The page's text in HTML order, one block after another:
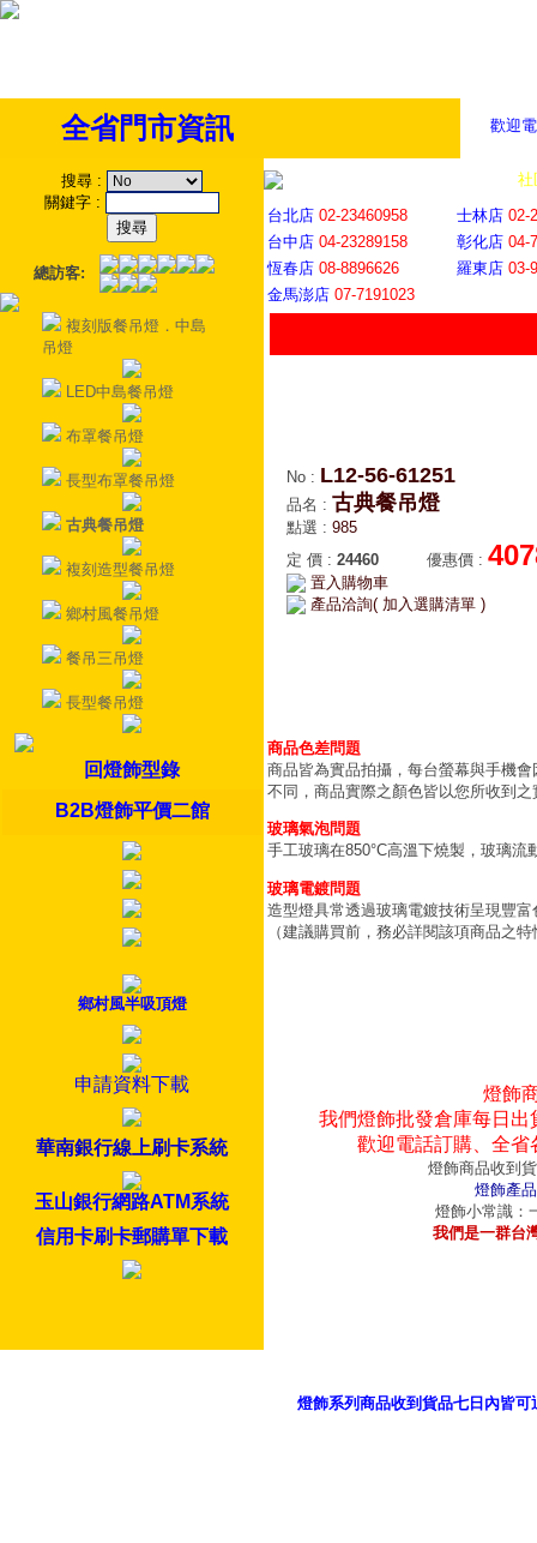
歡迎
全省門市資訊
搜尋 :
關鍵字 :
總訪客:
複刻版餐吊燈．中島
吊燈
LED中島餐吊燈
布罩餐吊燈
長型布罩餐吊燈
古典餐吊燈
複刻造型餐吊燈
鄉村風餐吊燈
餐吊三吊燈
長型餐吊燈
回燈飾型錄
B2B燈飾平價二館
鄉村風半吸頂燈
申請資料下載
華南銀行線上刷卡系統
玉山銀行網路ATM系統
信用卡刷卡郵購單下載
社
台北店 02-23460958 士林店 02-
台中店 04-23289158 彰化店 04-
恆春店 08-8896626 羅東店 03-
金馬澎店 07-7191023
No : L12-56-61251
品名 : 古典餐吊燈
點選 : 985
定 價 : 24460 優惠價 :
置入購物車
產品洽詢( 加入選購清單 )
商品色差問題
商品皆為實品拍攝，每台螢幕與手機
不同，商品實際之顏色皆以您所收到之
玻璃氣泡問題
手工玻璃在850°C高溫下燒製，玻璃
玻璃電鍍問題
造型燈具常透過玻璃電鍍技術呈現豐
（建議購買前，務必詳閱該項商品之
燈飾
我們燈飾批發倉庫每日
歡迎電話訂購、全
燈飾商品收到
燈飾產
燈飾小常識：
我們是一群台
燈飾系列商品收到貨品七日內皆